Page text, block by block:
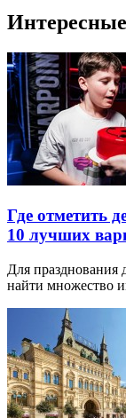
Интересные
Где отметить
10 лучших
Для
найти множество